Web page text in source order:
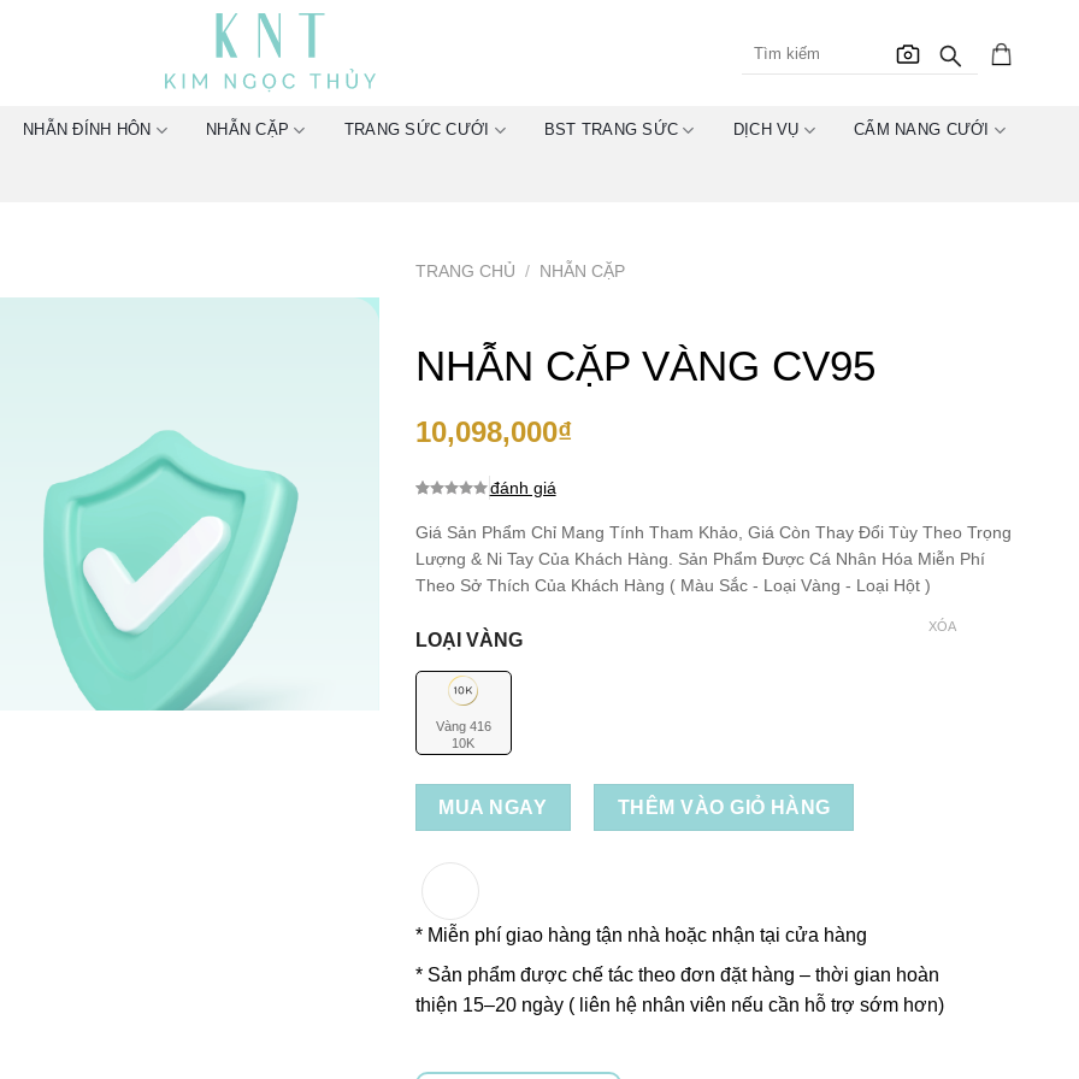
NHẪN ĐÍNH HÔN NHẪN CẶP TRANG SỨC CƯỚI BST TRANG SỨC DỊCH VỤ CẨM NANG CƯỚI
TRANG CHỦ / NHẪN CẶP
NHẪN CẶP VÀNG CV95
10,098,000₫
dựa trên
đánh giá
đánh giá
Giá Sản Phẩm Chỉ Mang Tính Tham Khảo, Giá Còn Thay Đổi Tùy Theo Trọng
Lượng & Ni Tay Của Khách Hàng. Sản Phẩm Được Cá Nhân Hóa Miễn Phí
Theo Sở Thích Của Khách Hàng ( Màu Sắc - Loại Vàng - Loại Hột )
LOẠI VÀNG
Vàng 416
10K
XÓA
MUA NGAY THÊM VÀO GIỎ HÀNG
* Miễn phí giao hàng tận nhà hoặc nhận tại cửa hàng
* Sản phẩm được chế tác theo đơn đặt hàng – thời gian hoàn
thiện 15–20 ngày ( liên hệ nhân viên nếu cần hỗ trợ sớm hơn)